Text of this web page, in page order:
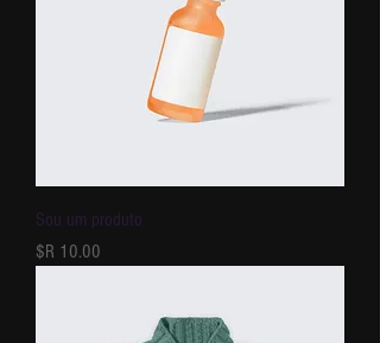
Sou um produto
מחיר